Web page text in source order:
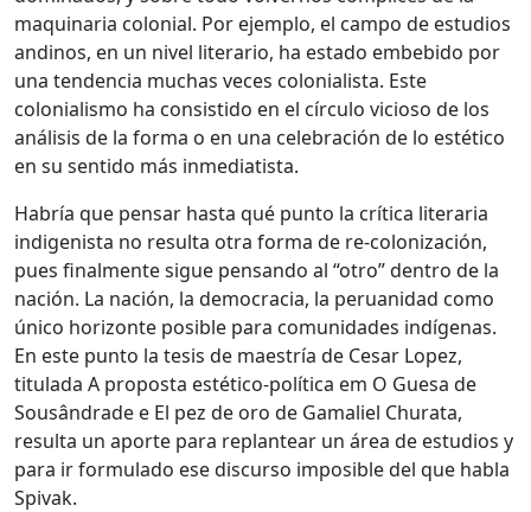
maquinaria colonial. Por ejemplo, el campo de estudios
andinos, en un nivel literario, ha estado embebido por
una tendencia muchas veces colonialista. Este
colonialismo ha consistido en el círculo vicioso de los
análisis de la forma o en una celebración de lo estético
en su sentido más inmediatista.
Habría que pensar hasta qué punto la crítica literaria
indigenista no resulta otra forma de re-colonización,
pues finalmente sigue pensando al “otro” dentro de la
nación. La nación, la democracia, la peruanidad como
único horizonte posible para comunidades indígenas.
En este punto la tesis de maestría de Cesar Lopez,
titulada A proposta estético-política em O Guesa de
Sousândrade e El pez de oro de Gamaliel Churata,
resulta un aporte para replantear un área de estudios y
para ir formulado ese discurso imposible del que habla
Spivak.